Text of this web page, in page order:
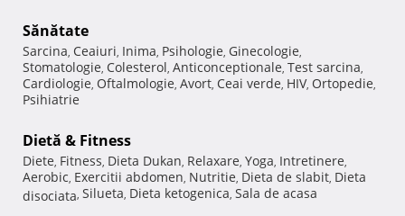
Sănătate
Sarcina, Ceaiuri, Inima, Psihologie, Ginecologie,
Stomatologie, Colesterol, Anticonceptionale, Test sarcina,
Cardiologie, Oftalmologie, Avort, Ceai verde, HIV, Ortopedie,
Psihiatrie
Dietă & Fitness
Diete, Fitness, Dieta Dukan, Relaxare, Yoga, Intretinere,
Aerobic, Exercitii abdomen, Nutritie, Dieta de slabit, Dieta
disociata, Silueta, Dieta ketogenica, Sala de acasa